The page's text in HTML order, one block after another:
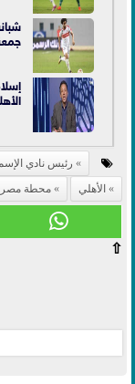
رئيس نادي
الأهلي
محطة مصر
⇧